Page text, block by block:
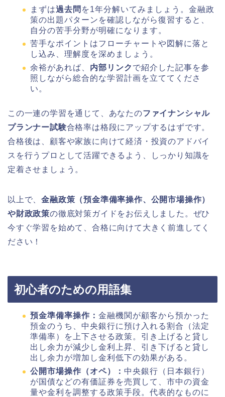
まずは過去問 を1年分解いてみましょう。金融政
策の出題パターンを確認しながら復習すると、
自分の苦手分野が明確になります。
苦手なポイントはフローチャートや図解に落と
し込み、理解度を深めましょう。
余裕があれば、 内部リンク で紹介した記事を参
照しながら総合的な学習計画を立ててくださ
い。
この一連の学習を通じて、あなたのファイナンシャル
プランナー試験合格率は格段にアップするはずです。
合格後は、顧客や家族に向けて経済・投資のアドバイ
スを行うプロとして活躍できるよう、しっかり知識を
定着させましょう。
以上で、金融政策（預金準備率操作、公開市場操作）
や財政政策の徹底対策ガイドをお伝えしました。ぜひ
今すぐ学習を始めて、合格に向けて大きく前進してく
ださい！
初心者のための用語集
預金準備率操作： 金融機関が顧客から預かった
預金のうち、中央銀行に預け入れる割合（法定
準備率）を上下させる政策。引き上げると貸し
出し余力が減少し金利上昇、引き下げると貸し
出し余力が増加し金利低下の効果がある。
公開市場操作（オペ）： 中央銀行（日本銀行）
が国債などの有価証券を売買して、市中の資金
量や金利を調整する政策手段。代表的なものに